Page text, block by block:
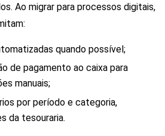
Ao migrar para processos digitais,
quando possível;
de pagamento ao caixa para
manuais;
por período e categoria,
da tesouraria.